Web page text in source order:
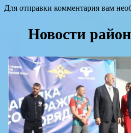
Для отправки комментария вам